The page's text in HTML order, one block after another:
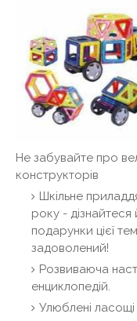
Не забувайте про
конструкторів
Шкільне
року - дізнайтеся
подарунки цієї
задоволений!
Розвиваюча
енциклопедій.
Улюблені